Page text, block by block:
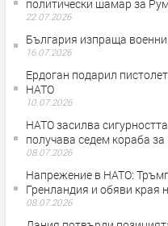
политически шамар за
22.07.2026
България изпраща
16.07.2026
Ердоган подарил
НАТО
10.07.2026
НАТО засилва
получава седем кораба
08.07.2026
Напрежение в НАТО:
Гренландия и обяви края
08.07.2026